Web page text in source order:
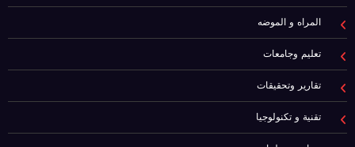
المراه و الموضه
تعليم وجامعات
تقارير وتحقيقات
تقنية و تكنولوجيا